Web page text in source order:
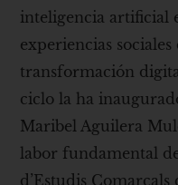
inteligencia artificial
experiencias
transformación
ciclo la ha
Maribel Aguilera
labor fundamental
d’Estudis